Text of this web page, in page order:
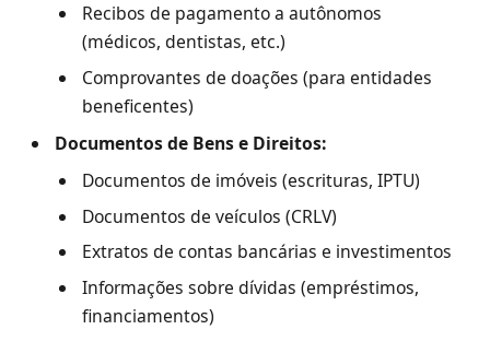
Recibos de pagamento a autônomos
(médicos, dentistas, etc.)
Comprovantes de doações (para entidades
beneficentes)
Documentos de Bens e Direitos:
Documentos de imóveis (escrituras, IPTU)
Documentos de veículos (CRLV)
Extratos de contas bancárias e investimentos
Informações sobre dívidas (empréstimos,
financiamentos)